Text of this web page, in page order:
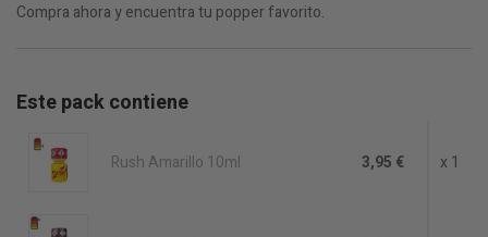
Compra ahora y encuentra tu popper favorito.
Este pack contiene
Rush Amarillo 10ml 3,95 € x 1